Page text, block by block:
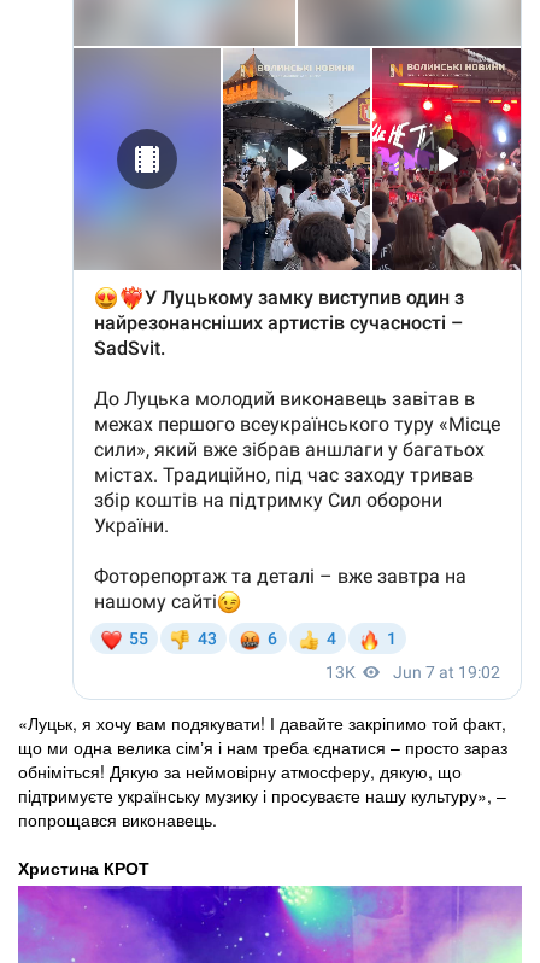
«Луцьк, я хочу вам подякувати! І давайте закріпимо той факт,
що ми одна велика сімʼя і нам треба єднатися – просто зараз
обніміться! Дякую за неймовірну атмосферу, дякую, що
підтримуєте українську музику і просуваєте нашу культуру», –
попрощався виконавець.
Христина КРОТ